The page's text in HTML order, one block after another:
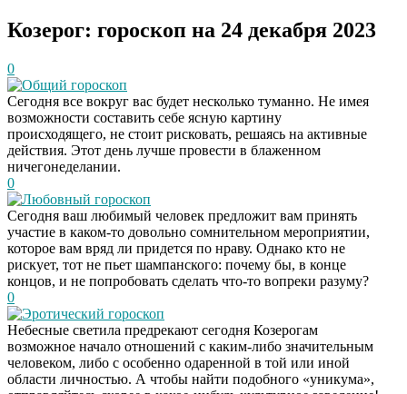
Козерог: гороскоп на 24 декабря 2023
0
Общий гороскоп
Сегодня все вокруг вас будет несколько туманно. Не имея
возможности составить себе ясную картину
происходящего, не стоит рисковать, решаясь на активные
действия. Этот день лучше провести в блаженном
ничегонеделании.
0
Любовный гороскоп
Сегодня ваш любимый человек предложит вам принять
участие в каком-то довольно сомнительном мероприятии,
которое вам вряд ли придется по нраву. Однако кто не
рискует, тот не пьет шампанского: почему бы, в конце
концов, и не попробовать сделать что-то вопреки разуму?
0
Эротический гороскоп
Небесные светила предрекают сегодня Козерогам
возможное начало отношений с каким-либо значительным
человеком, либо с особенно одаренной в той или иной
области личностью. А чтобы найти подобного «уникума»,